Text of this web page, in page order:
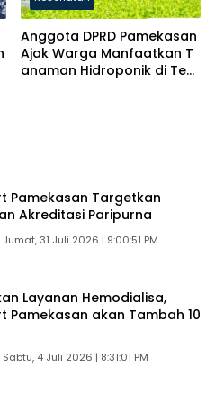
Anggota DPRD Pamekasan
Ajak Warga Manfaatkan T
anaman Hidroponik di Ten
Pamekasan Targetkan
Akreditasi Paripurna
Jumat, 31 Juli 2026 | 9:00:51 PM
Layanan Hemodialisa,
Pamekasan akan Tambah 10
Sabtu, 4 Juli 2026 | 8:31:01 PM